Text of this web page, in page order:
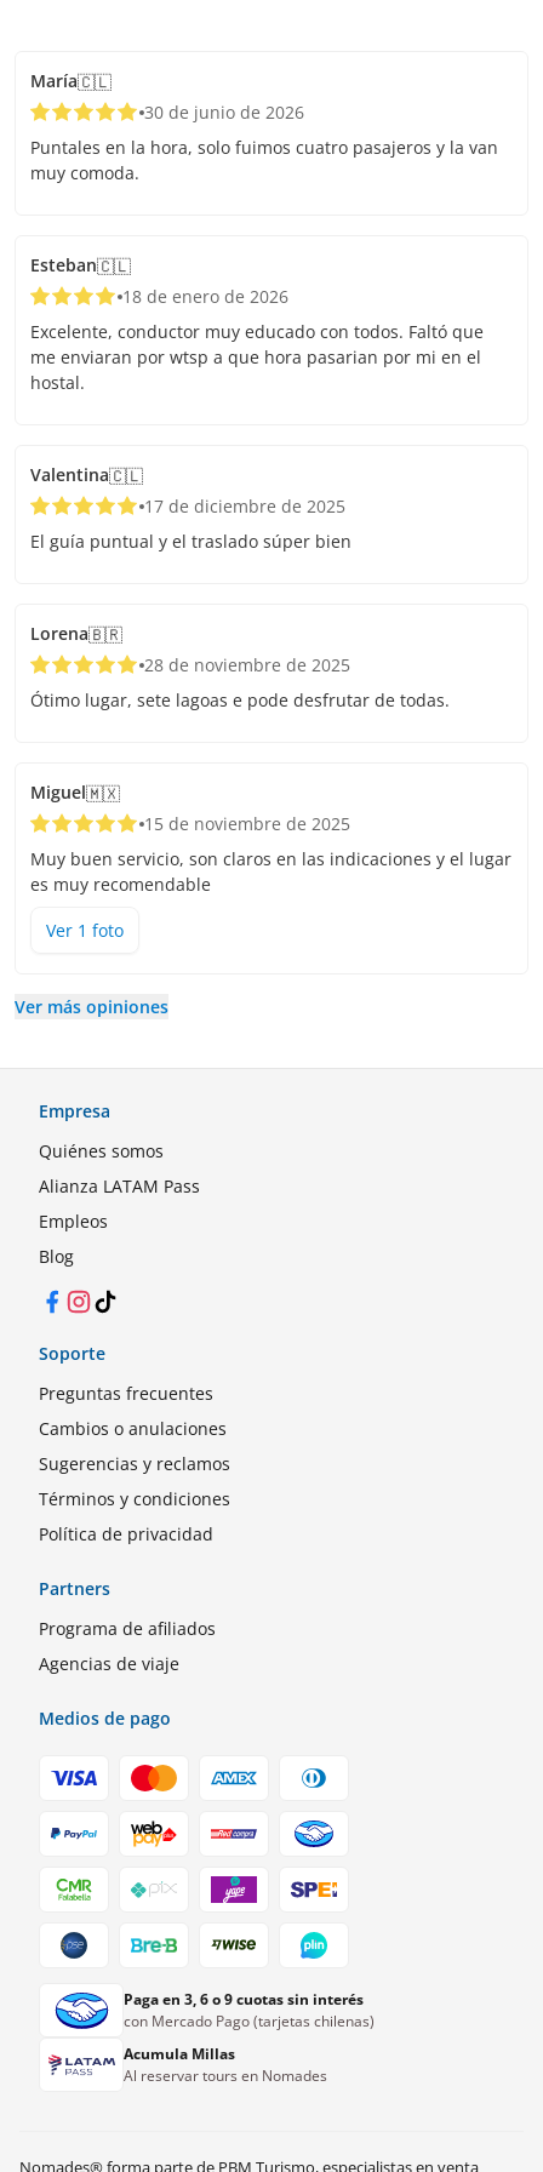
María🇨🇱
30 de junio de 2026
Puntales en la hora, solo fuimos cuatro pasajeros y la van
muy comoda.
Esteban🇨🇱
18 de enero de 2026
Excelente, conductor muy educado con todos. Faltó que
me enviaran por wtsp a que hora pasarian por mi en el
hostal.
Valentina🇨🇱
17 de diciembre de 2025
El guía puntual y el traslado súper bien
Lorena🇧🇷
28 de noviembre de 2025
Ótimo lugar, sete lagoas e pode desfrutar de todas.
Miguel🇲🇽
15 de noviembre de 2025
Muy buen servicio, son claros en las indicaciones y el lugar
es muy recomendable
Ver 1 foto
Ver más opiniones
Empresa
Quiénes somos
Alianza LATAM Pass
Empleos
Blog
Facebook
Instagram
TikTok
Soporte
Preguntas frecuentes
Cambios o anulaciones
Sugerencias y reclamos
Términos y condiciones
Política de privacidad
Partners
Programa de afiliados
Agencias de viaje
Medios de pago
Paga en 3, 6 o 9 cuotas sin interés
con Mercado Pago (tarjetas chilenas)
Acumula Millas
Al reservar tours en Nomades
Nomades® forma parte de PBM Turismo, especialistas en venta